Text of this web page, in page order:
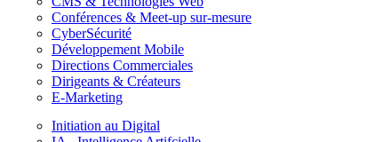
Conférences & Meet-up sur-mesure
CyberSécurité
Développement Mobile
Directions Commerciales
Dirigeants & Créateurs
E-Marketing
Initiation au Digital